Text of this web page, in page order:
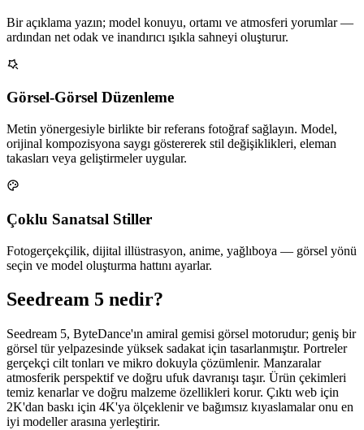
Bir açıklama yazın; model konuyu, ortamı ve atmosferi yorumlar —
ardından net odak ve inandırıcı ışıkla sahneyi oluşturur.
Görsel-Görsel Düzenleme
Metin yönergesiyle birlikte bir referans fotoğraf sağlayın. Model,
orijinal kompozisyona saygı göstererek stil değişiklikleri, eleman
takasları veya geliştirmeler uygular.
Çoklu Sanatsal Stiller
Fotogerçekçilik, dijital illüstrasyon, anime, yağlıboya — görsel yönü
seçin ve model oluşturma hattını ayarlar.
Seedream 5 nedir?
Seedream 5, ByteDance'ın amiral gemisi görsel motorudur; geniş bir
görsel tür yelpazesinde yüksek sadakat için tasarlanmıştır. Portreler
gerçekçi cilt tonları ve mikro dokuyla çözümlenir. Manzaralar
atmosferik perspektif ve doğru ufuk davranışı taşır. Ürün çekimleri
temiz kenarlar ve doğru malzeme özellikleri korur. Çıktı web için
2K'dan baskı için 4K'ya ölçeklenir ve bağımsız kıyaslamalar onu en
iyi modeller arasına yerleştirir.